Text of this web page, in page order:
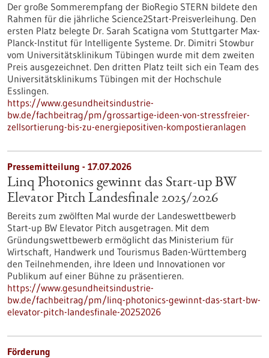
Der große Sommerempfang der BioRegio STERN bildete den
Rahmen für die jährliche Science2Start-Preisverleihung. Den
ersten Platz belegte Dr. Sarah Scatigna vom Stuttgarter Max-
Planck-Institut für Intelligente Systeme. Dr. Dimitri Stowbur
vom Universitätsklinikum Tübingen wurde mit dem zweiten
Preis ausgezeichnet. Den dritten Platz teilt sich ein Team des
Universitätsklinikums Tübingen mit der Hochschule
Esslingen.
https://www.gesundheitsindustrie-
bw.de/fachbeitrag/pm/grossartige-ideen-von-stressfreier-
zellsortierung-bis-zu-energiepositiven-kompostieranlagen
Pressemitteilung - 17.07.2026
Linq Photonics gewinnt das Start-up BW
Elevator Pitch Landesfinale 2025/2026
Bereits zum zwölften Mal wurde der Landeswettbewerb
Start-up BW Elevator Pitch ausgetragen. Mit dem
Gründungswettbewerb ermöglicht das Ministerium für
Wirtschaft, Handwerk und Tourismus Baden-Württemberg
den Teilnehmenden, ihre Ideen und Innovationen vor
Publikum auf einer Bühne zu präsentieren.
https://www.gesundheitsindustrie-
bw.de/fachbeitrag/pm/linq-photonics-gewinnt-das-start-bw-
elevator-pitch-landesfinale-20252026
Förderung